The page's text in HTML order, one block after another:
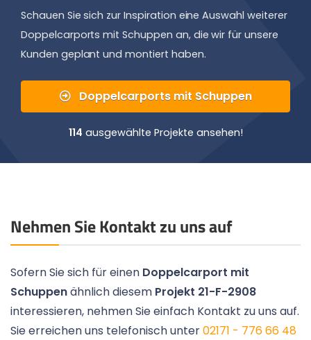
Schauen Sie sich zur Inspiration eine Auswahl weiterer
Doppelcarports mit Schuppen an, die wir für unsere
Kunden geplant und montiert haben.
Doppelcarports mit Schuppen
114 ausgewählte Projekte ansehen!
Nehmen Sie Kontakt zu uns auf
Sofern Sie sich für einen Doppelcarport mit
Schuppenähnlich diesem Projekt 21-F-2908
interessieren, nehmen Sie einfach Kontakt zu uns auf.
Sie erreichen uns telefonisch unter02171 - 776 66 48